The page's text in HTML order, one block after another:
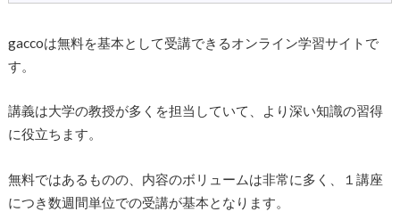
gaccoは無料を基本として受講できるオンライン学習サイトで
す。
講義は大学の教授が多くを担当していて、より深い知識の習得
に役立ちます。
無料ではあるものの、内容のボリュームは非常に多く、１講座
につき数週間単位での受講が基本となります。